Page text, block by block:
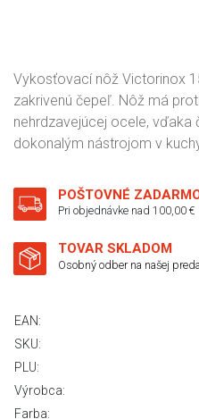
Vykosťovací nôž Victorinox
zakrivenú čepeľ. Nôž má
nehrdzavejúcej ocele,
dokonalým nástrojom v
POŠTOVNÉ
Pri objednávke nad 100,00 €
TOVAR SKLADOM
Osobný odber na našej
EAN:
SKU:
PLU:
Výrobca:
Farba: